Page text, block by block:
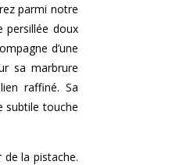
parmi notre
persillée doux
d’une
sa marbrure
raffiné. Sa
subtile touche
la pistache.